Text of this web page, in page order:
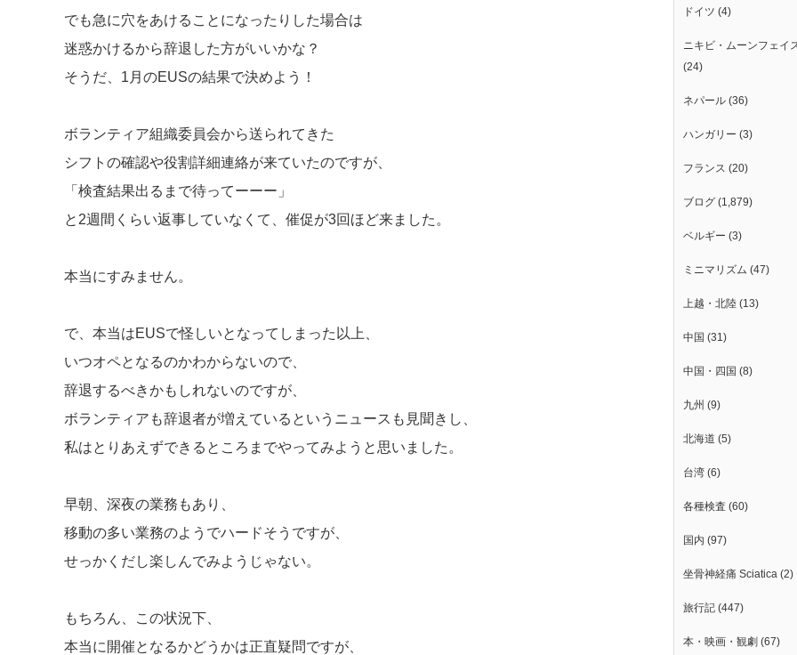
でも急に穴をあけることになったりした場合は
迷惑かけるから辞退した方がいいかな？
そうだ、1月のEUSの結果で決めよう！
ボランティア組織委員会から送られてきた
シフトの確認や役割詳細連絡が来ていたのですが、
「検査結果出るまで待ってーーー」
と2週間くらい返事していなくて、催促が3回ほど来ました。
本当にすみません。
で、本当はEUSで怪しいとなってしまった以上、
いつオペとなるのかわからないので、
辞退するべきかもしれないのですが、
ボランティアも辞退者が増えているというニュースも見聞きし、
私はとりあえずできるところまでやってみようと思いました。
早朝、深夜の業務もあり、
移動の多い業務のようでハードそうですが、
せっかくだし楽しんでみようじゃない。
もちろん、この状況下、
本当に開催となるかどうかは正直疑問ですが、
ドイツ (4)
ニキビ・ムーンフェイ
(24)
ネパール (36)
ハンガリー (3)
フランス (20)
ブログ (1,879)
ベルギー (3)
ミニマリズム (47)
上越・北陸 (13)
中国 (31)
中国・四国 (8)
九州 (9)
北海道 (5)
台湾 (6)
各種検査 (60)
国内 (97)
坐骨神経痛 Sciatica (2)
旅行記 (447)
本・映画・観劇 (67)